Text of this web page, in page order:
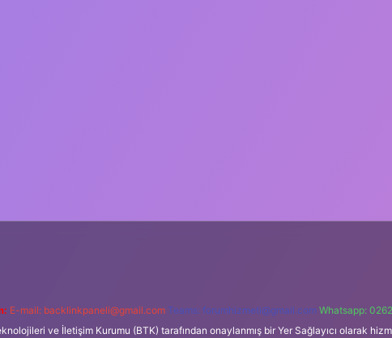
E-mail: backlinkpaneli@gmail.com Teams: forumhizmeti@gmail.com Whatsapp:
ve İletişim Kurumu (BTK) tarafından onaylanmış bir Yer Sağlayıcı olarak